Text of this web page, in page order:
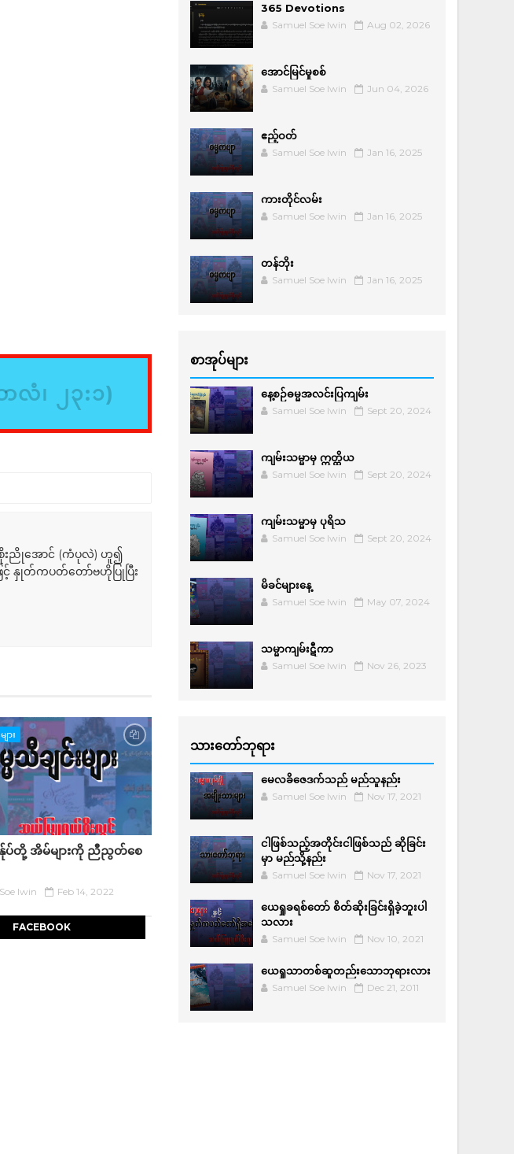
လံ၊ ၂၃:၁)
စိုးညိုအောင် (ကံပုလဲ) ဟူ၍
င့် နှုတ်ကပတ်တော်ဗဟိုပြုပြီး
ျား
န်ုပ်တို့ အိမ်များကို ညီညွတ်စေ
lwin Feb 14, 2022
FACEBOOK
365 Devotions
Samuel Soe lwin Aug 02, 2026
အောင်မြင်မှုစစ်
Samuel Soe lwin Jun 04, 2026
ဧည့်ဝတ်
Samuel Soe lwin Jan 16, 2025
ကားတိုင်လမ်း
Samuel Soe lwin Jan 16, 2025
တန်ဘိုး
Samuel Soe lwin Jan 16, 2025
စာအုပ်များ
နေ့စဉ်ဓမ္မအလင်းပြကျမ်း
Samuel Soe lwin Sept 20, 2024
ကျမ်းသမ္မာမှ ဣတ္ထိယ
Samuel Soe lwin Sept 20, 2024
ကျမ်းသမ္မာမှ ပုရိသ
Samuel Soe lwin Sept 20, 2024
မိခင်များနေ့
Samuel Soe lwin May 07, 2024
သမ္မာကျမ်းဋီကာ
Samuel Soe lwin Nov 26, 2023
သားတော်ဘုရား
မေလခိဇေဒက်သည် မည်သူနည်း
Samuel Soe lwin Nov 17, 2021
ငါဖြစ်သည့်အတိုင်းငါဖြစ်သည် ဆိုခြင်း
မှာ မည်သို့နည်း
Samuel Soe lwin Nov 17, 2021
ယေရှုခရစ်တော် စိတ်ဆိုးခြင်းရှိခဲ့ဘူးပါ
သလား
Samuel Soe lwin Nov 10, 2021
ယေရှုသာတစ်ဆူတည်းသောဘုရားလား
Samuel Soe lwin Dec 21, 2011